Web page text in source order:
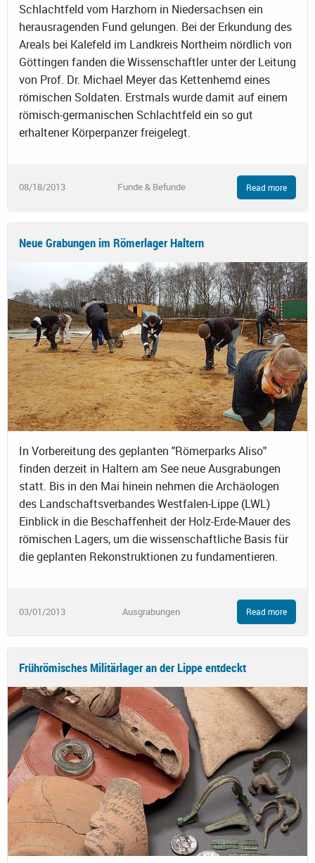
Schlachtfeld vom Harzhorn in Niedersachsen ein
herausragenden Fund gelungen. Bei der Erkundung des
Areals bei Kalefeld im Landkreis Northeim nördlich von
Göttingen fanden die Wissenschaftler unter der Leitung
von Prof. Dr. Michael Meyer das Kettenhemd eines
römischen Soldaten. Erstmals wurde damit auf einem
römisch-germanischen Schlachtfeld ein so gut
erhaltener Körperpanzer freigelegt.
08/18/2013 Funde & Befunde Read more
Neue Grabungen im Römerlager Haltern
In Vorbereitung des geplanten "Römerparks Aliso"
finden derzeit in Haltern am See neue Ausgrabungen
statt. Bis in den Mai hinein nehmen die Archäologen
des Landschaftsverbandes Westfalen-Lippe (LWL)
Einblick in die Beschaffenheit der Holz-Erde-Mauer des
römischen Lagers, um die wissenschaftliche Basis für
die geplanten Rekonstruktionen zu fundamentieren.
03/01/2013 Ausgrabungen Read more
Frührömisches Militärlager an der Lippe entdeckt